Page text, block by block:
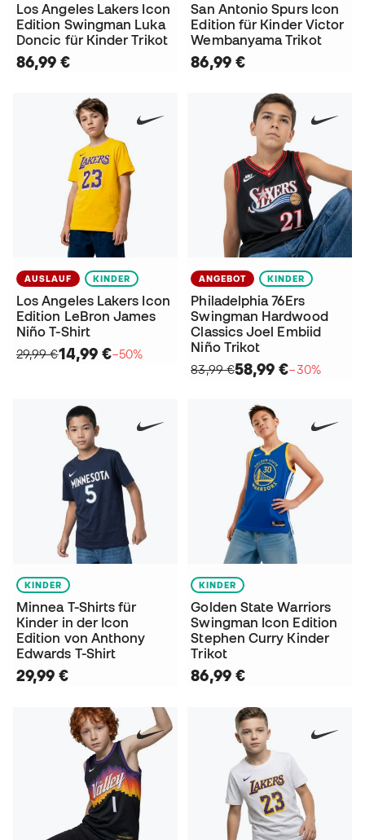
Los Angeles Lakers Icon
Edition Swingman Luka
Doncic für Kinder Trikot
86,99 €
San Antonio Spurs Icon
Edition für Kinder Victor
Wembanyama Trikot
86,99 €
AUSLAUF KINDER
Los Angeles Lakers Icon
Edition LeBron James
Niño T-Shirt
29,99 €14,99 €−50%
ANGEBOT KINDER
Philadelphia 76Ers
Swingman Hardwood
Classics Joel Embiid
Niño Trikot
83,99 €58,99 €−30%
KINDER
Minnea T-Shirts für
Kinder in der Icon
Edition von Anthony
Edwards T-Shirt
29,99 €
KINDER
Golden State Warriors
Swingman Icon Edition
Stephen Curry Kinder
Trikot
86,99 €